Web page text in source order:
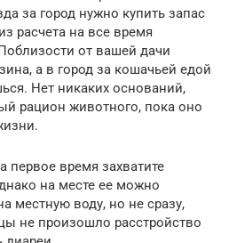
за город нужно купить запас
расчета на все время
от вашей дачи
а в город за кошачьей едой
Нет никаких оснований,
рацион животного, пока оно
первое время захватите
на месте ее можно
местную воду, но не сразу,
не произошло расстройство